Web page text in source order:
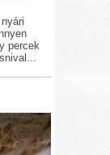
percek